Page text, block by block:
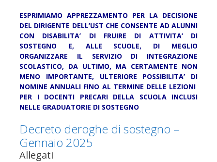
ESPRIMIAMO APPREZZAMENTO PER LA DECISIONE
DEL DIRIGENTE DELL’UST CHE CONSENTE AD ALUNNI
CON DISABILITA’ DI FRUIRE DI ATTIVITA’ DI
SOSTEGNO E, ALLE SCUOLE, DI MEGLIO
ORGANIZZARE IL SERVIZIO DI INTEGRAZIONE
SCOLASTICO, DA ULTIMO, MA CERTAMENTE NON
MENO IMPORTANTE, ULTERIORE POSSIBILITA’ DI
NOMINE ANNUALI FINO AL TERMINE DELLE LEZIONI
PER I DOCENTI PRECARI DELLA SCUOLA INCLUSI
NELLE GRADUATORIE DI SOSTEGNO
Decreto deroghe di sostegno –
Gennaio 2025
Allegati